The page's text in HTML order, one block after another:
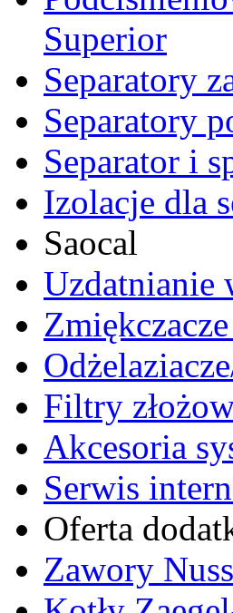
Superior
Separatory
Separatory
Separator i
Izolacje dla
Saocal
Uzdatnianie
Filtry
Akcesoria
Serwis
Oferta
Zawory